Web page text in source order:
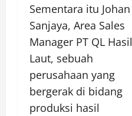
Sementara itu Johan
Sanjaya, Area Sales
Manager PT QL Hasil
Laut, sebuah
perusahaan yang
bergerak di bidang
produksi hasil